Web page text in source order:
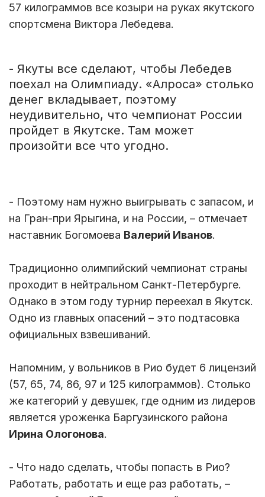
57 килограммов все козыри на руках якутского
спортсмена Виктора Лебедева.
- Якуты все сделают, чтобы Лебедев
поехал на Олимпиаду. «Алроса» столько
денег вкладывает, поэтому
неудивительно, что чемпионат России
пройдет в Якутске. Там может
произойти все что угодно.
- Поэтому нам нужно выигрывать с запасом, и
на Гран-при Ярыгина, и на России, – отмечает
наставник Богомоева Валерий Иванов.
Традиционно олимпийский чемпионат страны
проходит в нейтральном Санкт-Петербурге.
Однако в этом году турнир переехал в Якутск.
Одно из главных опасений – это подтасовка
официальных взвешиваний.
Напомним, у вольников в Рио будет 6 лицензий
(57, 65, 74, 86, 97 и 125 килограммов). Столько
же категорий у девушек, где одним из лидеров
является уроженка Баргузинского района
Ирина Ологонова.
- Что надо сделать, чтобы попасть в Рио?
Работать, работать и еще раз работать, –